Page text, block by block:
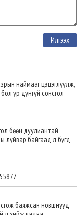
наймааг цэцэглүүлж,
үр дүнгүй сонсгол
бөөн дуулиантай
луйвар байгаад л бүгд
баяжсан новшнууд